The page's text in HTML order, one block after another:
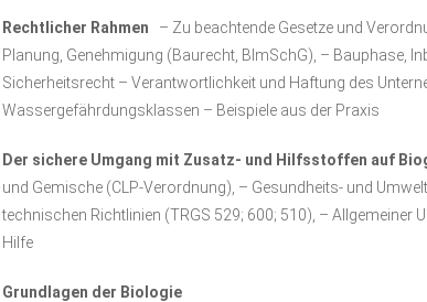
Rechtlicher Rahmen – Zu beachtende Gesetze und
Planung, Genehmigung (Baurecht, BImSchG), – Bauphase,
Sicherheitsrecht – Verantwortlichkeit und Haftung des
Wassergefährdungsklassen – Beispiele aus der Praxis
Der sichere Umgang mit Zusatz- und Hilfsstoffen auf
und Gemische (CLP-Verordnung), – Gesundheits- und
technischen Richtlinien (TRGS 529; 600; 510), –
Hilfe
Grundlagen der Biologie